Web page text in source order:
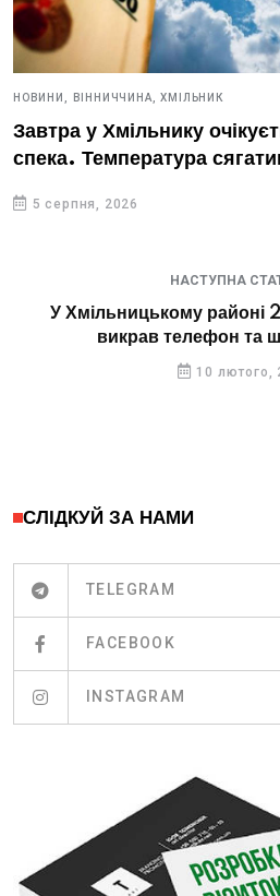
НОВИНИ, ВІННИЧЧИНА, ХМІЛЬНИК
Завтра у Хмільнику
спека. Температура
5 серпня, 2026
НАСТУПНА
У Хмільницькому районі
викрав телефон та
10 лютого,
СЛІДКУЙ ЗА НАМИ
TELEGRAM
FACEBOOK
INSTAGRAM